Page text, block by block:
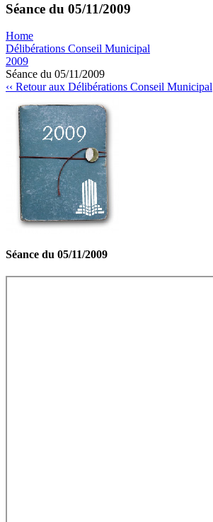
Séance du 05/11/2009
Home
Délibérations Conseil Municipal
2009
Séance du 05/11/2009
‹‹ Retour aux Délibérations Conseil Municipal
Séance du 05/11/2009